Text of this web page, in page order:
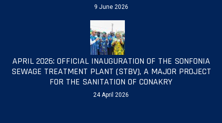
9 June 2026
APRIL 2026: OFFICIAL INAUGURATION OF THE SONFONIA
SEWAGE TREATMENT PLANT (STBV), A MAJOR PROJECT
FOR THE SANITATION OF CONAKRY
24 April 2026